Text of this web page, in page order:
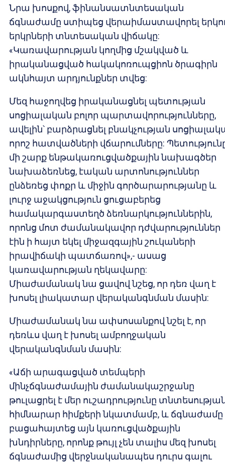
Նրա խոսքով, ֆինանսատնտեսական
ճգնաժամը ստիպեց վերաիմաստավորել
երկրների տնտեսական վիճակը:
«Կառավարության կողմից մշակված և
իրականացված հակակոռուպցիոն ծրագիրն
ակնհայտ արդյունքներ տվեց:
Մեզ հաջողվեց իրականացնել պետության
սոցիալական բոլոր պարտավորությունները,
ավելին՝ բարձրացնել բնակչության
որոշ հատվածների վճարումները:
մի շարք ենթակառուցվածքային նախագծեր
նախաձեռնեց, էական արտոնություններ
ընձեռեց փոքր և միջին գործարարությանը և
լուրջ աջակցություն ցուցաբերեց
համակարգաստեղծ ձեռնարկություններին,
որոնց մոտ ժամանակավոր դժվարություններ
էին ի հայտ եկել միջազգային շուկաների
իրավիճակի պատճառով»,- ասաց
կառավարության ղեկավարը:
Միաժամանակ նա ցավով նշեց, որ դեռ վաղ է
խոսել լիակատար վերականգնման մասին:
Միաժամանակ նա ափսոսանքով նշել է, որ
դեռևս վաղ է խոսել ամբողջական
վերականգնման մասին:
«Աճի արագացված տեմպերի
մինչճգնաժամային ժամանակաշրջանը
թուլացրել է մեր ուշադրությունը
հիմնարար հիմքերի նկատմամբ, և ճգնաժամը
բացահայտեց այն կառուցվածքային
խնդիրները, որոնք թույլ չեն տալիս մեզ խոսել
ճգնաժամից վերջնականապես դուրս գալու